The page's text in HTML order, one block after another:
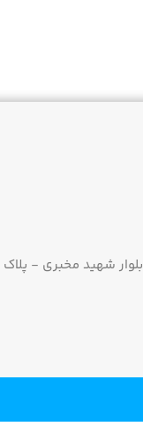
شهید مخبری - پلاک